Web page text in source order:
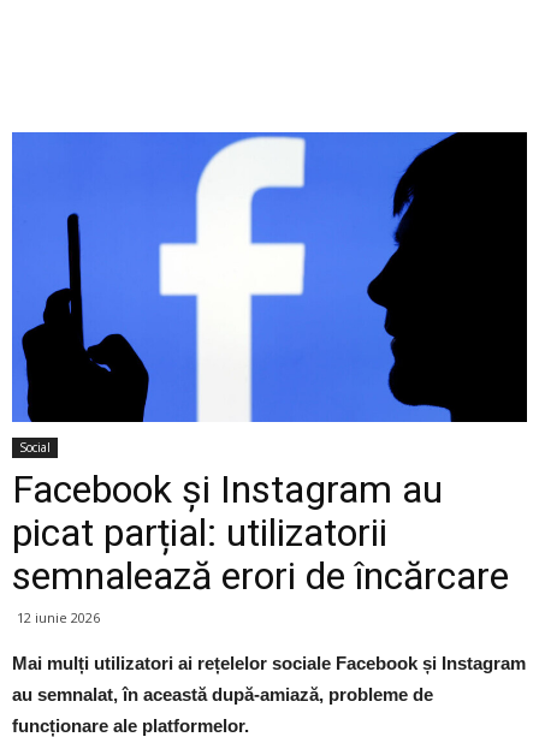
Social
Facebook și Instagram au
picat parțial: utilizatorii
semnalează erori de încărcare
12 iunie 2026
Mai mulți utilizatori ai rețelelor sociale Facebook și Instagram
au semnalat, în această după-amiază, probleme de
funcționare ale platformelor.